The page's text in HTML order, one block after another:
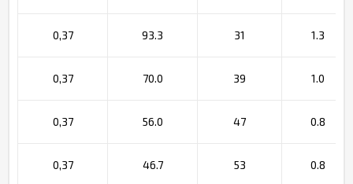
0,37 93.3 31 1.3
0,37 70.0 39 1.0
0,37 56.0 47 0.8
0,37 46.7 53 0.8